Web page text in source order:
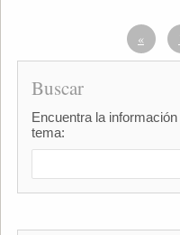
«
Buscar
Encuentra la
tema: